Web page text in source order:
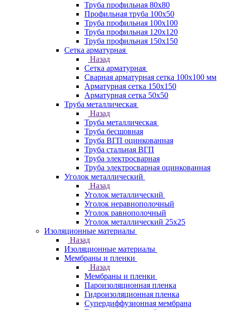
Труба профильная 80х80
Профильная труба 100х50
Труба профильная 100х100
Труба профильная 120х120
Труба профильная 150х150
Сетка арматурная
Назад
Сетка арматурная
Сварная арматурная сетка 100х100 мм
Арматурная сетка 150х150
Арматурная сетка 50х50
Труба металлическая
Назад
Труба металлическая
Труба бесшовная
Труба ВГП оцинкованная
Труба стальная ВГП
Труба электросварная
Труба электросварная оцинкованная
Уголок металлический
Назад
Уголок металлический
Уголок неравнополочный
Уголок равнополочный
Уголок металлический 25х25
Изоляционные материалы
Назад
Изоляционные материалы
Мембраны и пленки
Назад
Мембраны и пленки
Пароизоляционная пленка
Гидроизоляционная пленка
Супердиффузионная мембрана